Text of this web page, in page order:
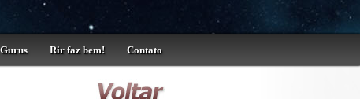
Rir faz bem! Contato